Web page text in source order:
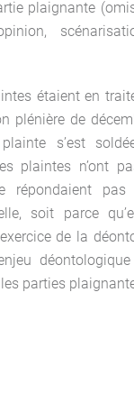
plaignante
étaient en
plénière de
plainte s’est
plaintes n’ont
répondaient
soit parce
de la
parties